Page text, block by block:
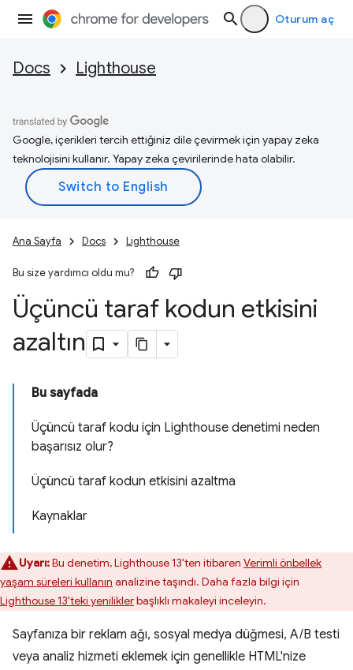
Oturum aç
Docs Lighthouse
Google, içerikleri tercih ettiğiniz dile çevirmek için yapay zeka
teknolojisini kullanır. Yapay zeka çevirilerinde hata olabilir.
Ana Sayfa Docs Lighthouse
Bu size yardımcı oldu mu?
Üçüncü taraf kodun etkisini
azaltın
Bu sayfada
Üçüncü taraf kodu için Lighthouse denetimi neden
başarısız olur?
Üçüncü taraf kodun etkisini azaltma
Kaynaklar
Uyarı:Bu denetim, Lighthouse 13'ten itibaren Verimli önbellek
yaşam süreleri kullanın analizine taşındı. Daha fazla bilgi için
Lighthouse 13'teki yeniliklerbaşlıklı makaleyi inceleyin.
Sayfanıza bir reklam ağı, sosyal medya düğmesi, A/B testi
veya analiz hizmeti eklemek için genellikle HTML'nize